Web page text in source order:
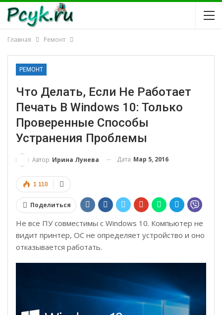
Главная Ремонт
РЕМОНТ
Что Делать, Если Не Работает
Печать В Windows 10: Только
Проверенные Способы
Устранения Проблемы
Автор Ирина Лунева Дата Мар 5, 2016
1 110
Поделиться
Не все ПУ совместимы с Windows 10. Компьютер не
видит принтер, ОС не определяет устройство и оно
отказывается работать.